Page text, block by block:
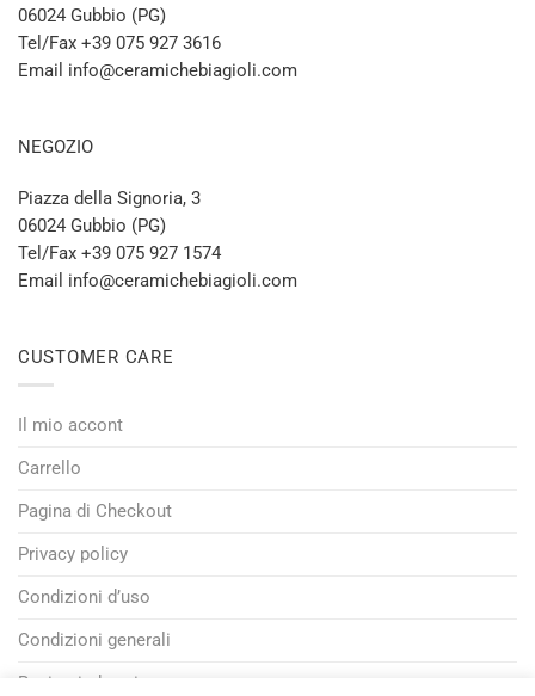
06024 Gubbio (PG)
Tel/Fax +39 075 927 3616
Email info@ceramichebiagioli.com
NEGOZIO
Piazza della Signoria, 3
06024 Gubbio (PG)
Tel/Fax +39 075 927 1574
Email info@ceramichebiagioli.com
CUSTOMER CARE
Il mio accont
Carrello
Pagina di Checkout
Privacy policy
Condizioni d’uso
Condizioni generali
Resi e rimborsi